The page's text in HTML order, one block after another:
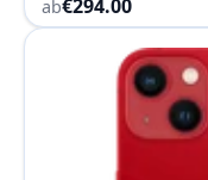
ab€294.00